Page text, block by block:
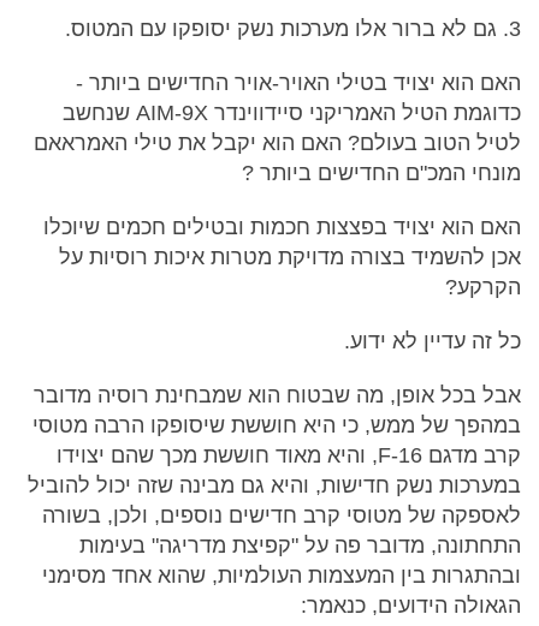
3. גם לא ברור אלו מערכות נשק יסופקו עם המטוס.
האם הוא יצויד בטילי האויר-אויר החדישים ביותר -
כדוגמת הטיל האמריקני סיידווינדר AIM-9X שנחשב
לטיל הטוב בעולם? האם הוא יקבל את טילי האמראאם
מונחי המכ"ם החדישים ביותר ?
האם הוא יצויד בפצצות חכמות ובטילים חכמים שיוכלו
אכן להשמיד בצורה מדויקת מטרות איכות רוסיות על
הקרקע?
כל זה עדיין לא ידוע.
אבל בכל אופן, מה שבטוח הוא שמבחינת רוסיה מדובר
במהפך של ממש, כי היא חוששת שיסופקו הרבה מטוסי
קרב מדגם 16-F, והיא מאוד חוששת מכך שהם יצוידו
במערכות נשק חדישות, והיא גם מבינה שזה יכול להוביל
לאספקה של מטוסי קרב חדישים נוספים, ולכן, בשורה
התחתונה, מדובר פה על "קפיצת מדריגה" בעימות
ובהתגרות בין המעצמות העולמיות, שהוא אחד מסימני
הגאולה הידועים, כנאמר: